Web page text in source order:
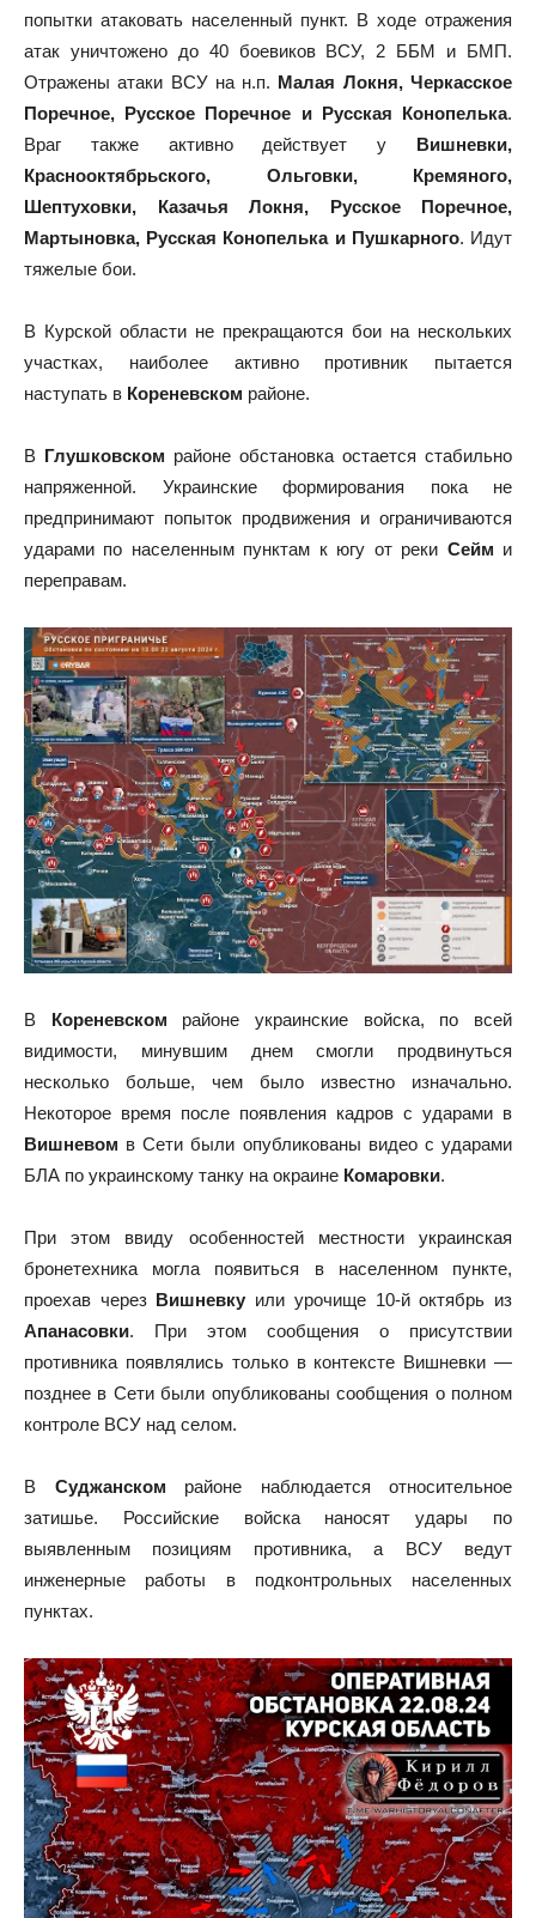
попытки атаковать населенный пункт. В ходе отражения
атак уничтожено до 40 боевиков ВСУ, 2 ББМ и БМП.
Отражены атаки ВСУ на н.п. Малая Локня, Черкасское
Поречное, Русское Поречное и Русская Конопелька.
Враг также активно действует у Вишневки,
Краснооктябрьского, Ольговки, Кремяного,
Шептуховки, Казачья Локня, Русское Поречное,
Мартыновка, Русская Конопелька и Пушкарного. Идут
тяжелые бои.
В Курской области не прекращаются бои на нескольких
участках, наиболее активно противник пытается
наступать в Кореневском районе.
В Глушковском районе обстановка остается стабильно
напряженной. Украинские формирования пока не
предпринимают попыток продвижения и ограничиваются
ударами по населенным пунктам к югу от реки Сейм и
переправам.
В Кореневском районе украинские войска, по всей
видимости, минувшим днем смогли продвинуться
несколько больше, чем было известно изначально.
Некоторое время после появления кадров с ударами в
Вишневом в Сети были опубликованы видео с ударами
БЛА по украинскому танку на окраине Комаровки.
При этом ввиду особенностей местности украинская
бронетехника могла появиться в населенном пункте,
проехав через Вишневку или урочище 10-й октябрь из
Апанасовки. При этом сообщения о присутствии
противника появлялись только в контексте Вишневки —
позднее в Сети были опубликованы сообщения о полном
контроле ВСУ над селом.
В Суджанском районе наблюдается относительное
затишье. Российские войска наносят удары по
выявленным позициям противника, а ВСУ ведут
инженерные работы в подконтрольных населенных
пунктах.